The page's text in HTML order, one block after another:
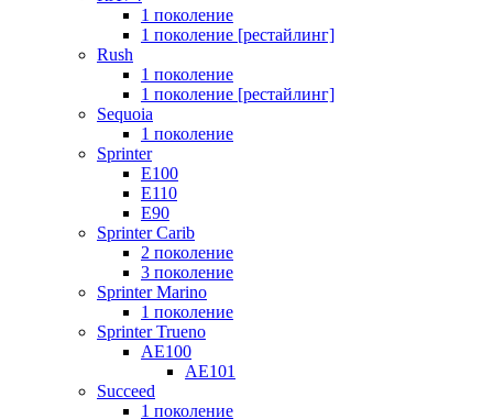
1 поколение
1 поколение [рестайлинг]
Rush
1 поколение
1 поколение [рестайлинг]
Sequoia
1 поколение
Sprinter
E100
E110
E90
Sprinter Carib
2 поколение
3 поколение
Sprinter Marino
1 поколение
Sprinter Trueno
AE100
AE101
Succeed
1 поколение